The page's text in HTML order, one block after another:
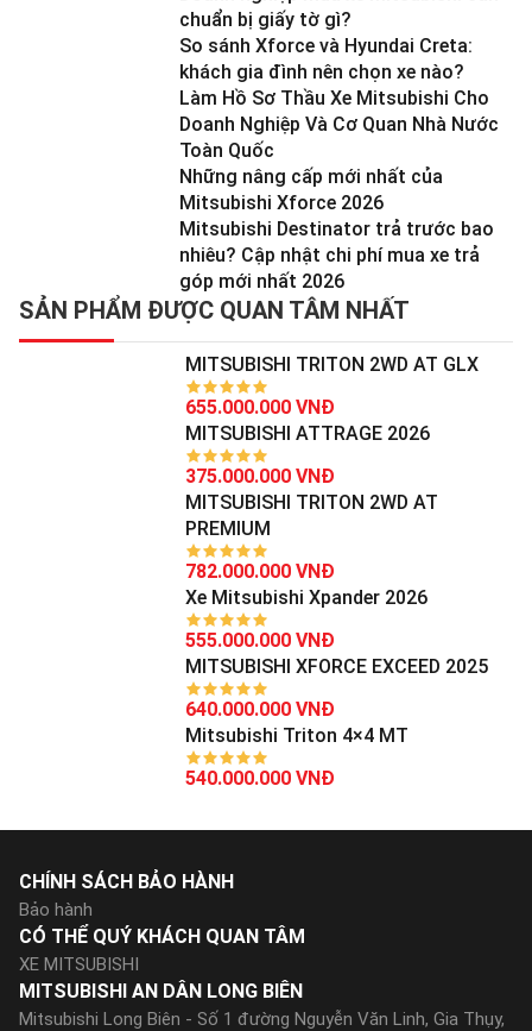
chuẩn bị giấy tờ gì?
So sánh Xforce và Hyundai Creta:
khách gia đình nên chọn xe nào?
Làm Hồ Sơ Thầu Xe Mitsubishi Cho
Doanh Nghiệp Và Cơ Quan Nhà Nước
Toàn Quốc
Những nâng cấp mới nhất của
Mitsubishi Xforce 2026
Mitsubishi Destinator trả trước bao
nhiêu? Cập nhật chi phí mua xe trả
góp mới nhất 2026
SẢN PHẨM ĐƯỢC QUAN TÂM NHẤT
MITSUBISHI TRITON 2WD AT GLX
655.000.000 VNĐ
MITSUBISHI ATTRAGE 2026
375.000.000 VNĐ
MITSUBISHI TRITON 2WD AT
PREMIUM
782.000.000 VNĐ
Xe Mitsubishi Xpander 2026
555.000.000 VNĐ
MITSUBISHI XFORCE EXCEED 2025
640.000.000 VNĐ
Mitsubishi Triton 4×4 MT
540.000.000 VNĐ
MITSUBISHI AN DÂN LONG BIÊN
Mitsubishi Long Biên - Số 1 đường Nguyễn Văn Linh, Gia Thụy,
CHÍNH SÁCH BẢO HÀNH
Bảo hành
CÓ THỂ QUÝ KHÁCH QUAN TÂM
XE MITSUBISHI